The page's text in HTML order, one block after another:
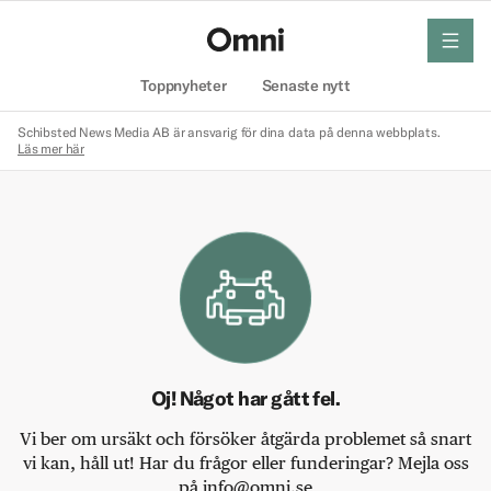
Toppnyheter Senaste nytt
meny
Schibsted News Media AB är ansvarig för dina data på denna webbplats.
Läs mer här
Oj! Något har gått fel.
Vi ber om ursäkt och försöker åtgärda problemet så snart
vi kan, håll ut! Har du frågor eller funderingar? Mejla oss